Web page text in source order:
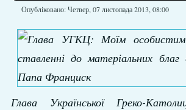
Опубліковано: Четвер, 07 листопада 2013, 08:00
Глава Української Греко-